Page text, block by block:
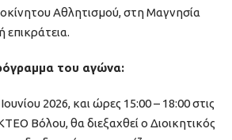
Αθλητισμού, στη Μαγνησία
επικράτεια.
του αγώνα:
2026, και ώρες 15:00 – 18:00 στις
Βόλου, θα διεξαχθεί ο Διοικητικός